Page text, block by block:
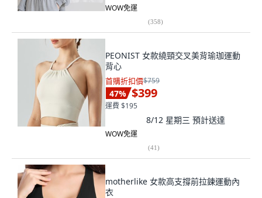
WOW免運
(358)
PEONIST 女款繞頸交叉美背瑜珈運動
背心
首購折扣價$759
47% $399
運費 $195
8/12 星期三 預計送達
WOW免運
(41)
motherlike 女款高支撐前拉鍊運動內
衣